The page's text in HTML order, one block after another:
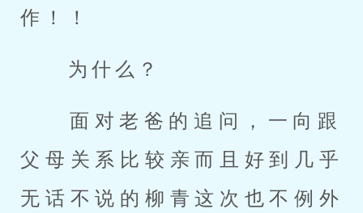
作！！
为什么？
父母关系比较亲而且好到几乎
无话不说的柳青这次也不例外